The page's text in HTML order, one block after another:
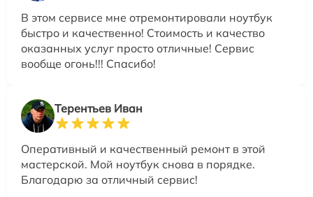
В этом сервисе мне отремонтировали ноутбук
быстро и качественно! Стоимость и качество
оказанных услуг просто отличные! Сервис
вообще огонь!!! Спасибо!
Терентьев Иван
Оперативный и качественный ремонт в этой
мастерской. Мой ноутбук снова в порядке.
Благодарю за отличный сервис!